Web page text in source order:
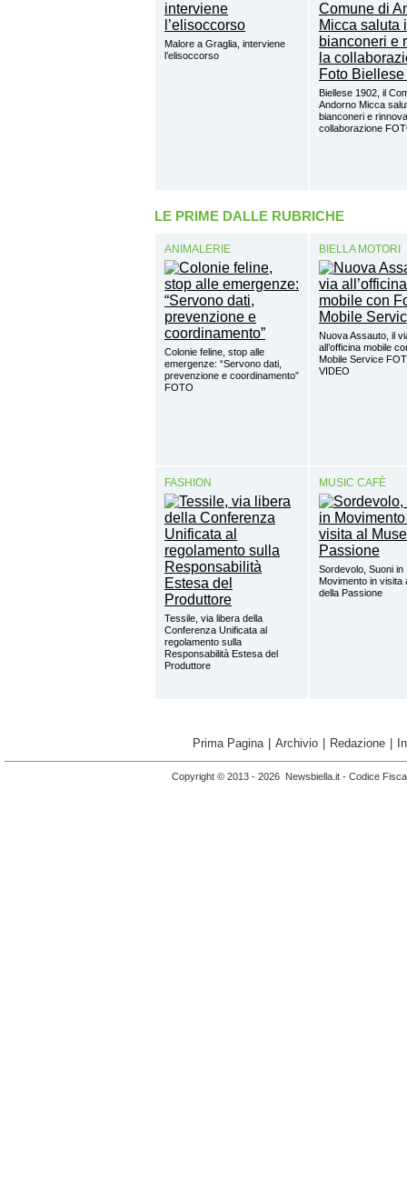
Malore a Graglia, interviene
l’elisoccorso
Biellese 1902, il
Andorno Micca
bianconeri e
collaborazione
LE PRIME DALLE RUBRICHE
ANIMALERIE
Colonie feline, stop alle
emergenze: “Servono dati,
prevenzione e coordinamento”
FOTO
BIELLA MOTORI
Nuova Assauto, il
all’officina mobile
Mobile Service
VIDEO
FASHION
Tessile, via libera della
Conferenza Unificata al
regolamento sulla
Responsabilità Estesa del
Produttore
MUSIC CAFÈ
Sordevolo, Suoni in
Movimento in visita
della Passione
Prima Pagina Archivio Redazione
Copyright © 2013 - 2026 Newsbiella.it - Codice